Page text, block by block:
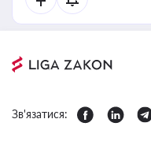
Зв'язатися: